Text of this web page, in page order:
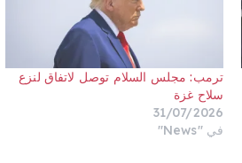
ترمب: مجلس السلام توصل لاتفاق لنزع
سلاح غزة
31/07/2026
في "News"